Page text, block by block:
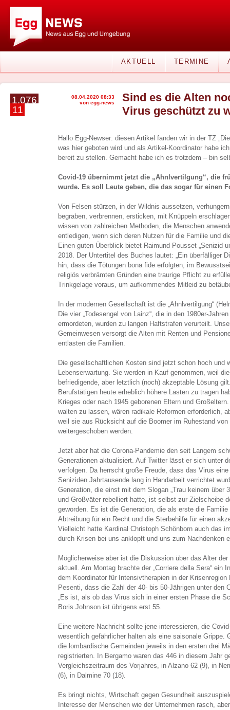
AKTUELL TERMINE
1.076
11
08.04.2020 08:33
von egg-news
Sind es die Alten
Virus geschützt zu
Hallo Egg-Newser: diesen Artikel fanden wir in der TZ
was hier geboten wird und als Artikel-Koordinator habe
bereit zu stellen. Gemacht habe ich es trotzdem – bin
Covid-19 übernimmt jetzt die „Ahnlvertilgung“, die
wurde. Es soll Leute geben, die das sogar für einen
Von Felsen stürzen, in der Wildnis aussetzen,
begraben, verbrennen, ersticken, mit Knüppeln
wissen von zahlreichen Methoden, die Menschen
entledigen, wenn sich deren Nutzen für die Familie und
Einen guten Überblick bietet Raimund Pousset „Senizid
2018. Der Untertitel des Buches lautet: „Ein überfälliger
hin, dass die Tötungen bona fide erfolgten, im
religiös verbrämten Gründen eine traurige Pflicht zu
Trinkgelage voraus, um aufkommendes Mitleid zu
In der modernen Gesellschaft ist die „Ahnlvertilgung“
Die vier „Todesengel von Lainz“, die in den 1980er-
ermordeten, wurden zu langen Haftstrafen verurteilt.
Gemeinwesen versorgt die Alten mit Renten und
entlasten die Familien.
Die gesellschaftlichen Kosten sind jetzt schon hoch und
Lebenserwartung. Sie werden in Kauf genommen, weil
befriedigende, aber letztlich (noch) akzeptable Lösung
Berufstätigen heute erheblich höhere Lasten zu tragen
Krieges oder nach 1945 geborenen Eltern und
walten zu lassen, wären radikale Reformen erforderlich,
weil sie aus Rücksicht auf die Boomer im Ruhestand von
weitergeschoben werden.
Jetzt aber hat die Corona-Pandemie den seit Langem
Generationen aktualisiert. Auf Twitter lässt er sich unter
verfolgen. Da herrscht große Freude, dass das Virus
Seniziden Jahrtausende lang in Handarbeit verrichtet
Generation, die einst mit dem Slogan „Trau keinem über
und Großväter rebelliert hatte, ist selbst zur Zielscheibe
geworden. Es ist die Generation, die als erste die
Abtreibung für ein Recht und die Sterbehilfe für einen
Vielleicht hatte Kardinal Christoph Schönborn auch das
durch Krisen bei uns anklopft und uns zum Nachdenken
Möglicherweise aber ist die Diskussion über das Alter
aktuell. Am Montag brachte der „Corriere della Sera“ ein
dem Koordinator für Intensivtherapien in der
Pesenti, dass die Zahl der 40- bis 50-Jährigen unter den
„Es ist, als ob das Virus sich in einer ersten Phase die
Boris Johnson ist übrigens erst 55.
Eine weitere Nachricht sollte jene interessieren, die
wesentlich gefährlicher halten als eine saisonale Grippe.
die lombardische Gemeinden jeweils in den ersten drei
registrierten. In Bergamo waren das 446 in diesem Jahr
Vergleichszeitraum des Vorjahres, in Alzano 62 (9), in
(6), in Dalmine 70 (18).
Es bringt nichts, Wirtschaft gegen Gesundheit
Interesse der Menschen wie der Unternehmen rasch,